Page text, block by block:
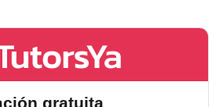
gratuita